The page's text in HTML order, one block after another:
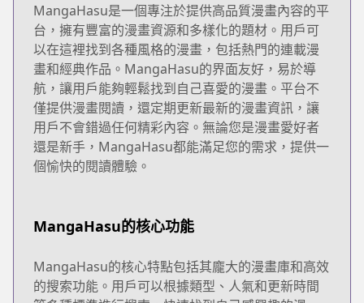
MangaHasu是一個專注於提供高品質漫畫內容的平
台，擁有豐富的漫畫資源和多樣化的題材。用戶可
以在這裡找到各種風格的漫畫，包括熱門的連載漫
畫和經典作品。MangaHasu的界面友好，易於導
航，讓用戶能夠輕鬆找到自己喜愛的漫畫。平台不
僅提供漫畫閱讀，還定期更新最新的漫畫資訊，讓
用戶不會錯過任何精彩內容。無論您是漫畫愛好者
還是新手，MangaHasu都能滿足您的需求，提供一
個愉快的閱讀體驗。
MangaHasu的核心功能
MangaHasu的核心特點包括其龐大的漫畫庫和高效
的搜索功能。用戶可以根據類型、人氣和更新時間